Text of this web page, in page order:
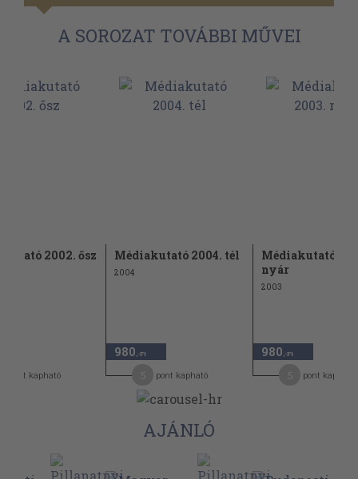
A SOROZAT TOVÁBBI MŰVEI
2002. ősz
pont kapható
Médiakutató 2004. tél
2004
980 ,-Ft
pont kapható
Médiakutató
nyár
2003
980 ,-Ft
pont kapható
AJÁNLÓ